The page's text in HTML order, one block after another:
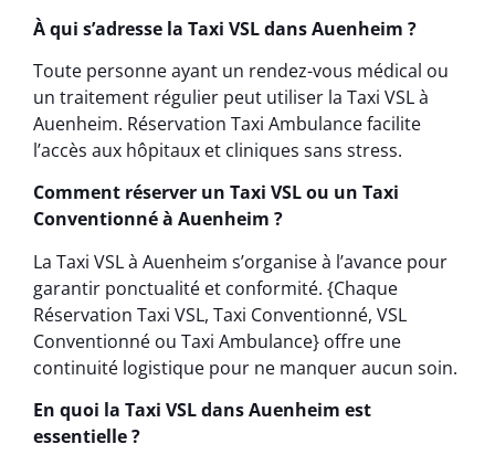
À qui s’adresse la Taxi VSL dans Auenheim ?
Toute personne ayant un rendez-vous médical ou
un traitement régulier peut utiliser la Taxi VSL à
Auenheim. Réservation Taxi Ambulance facilite
l’accès aux hôpitaux et cliniques sans stress.
Comment réserver un Taxi VSL ou un Taxi
Conventionné à Auenheim ?
La Taxi VSL à Auenheim s’organise à l’avance pour
garantir ponctualité et conformité. {Chaque
Réservation Taxi VSL, Taxi Conventionné, VSL
Conventionné ou Taxi Ambulance} offre une
continuité logistique pour ne manquer aucun soin.
En quoi la Taxi VSL dans Auenheim est
essentielle ?